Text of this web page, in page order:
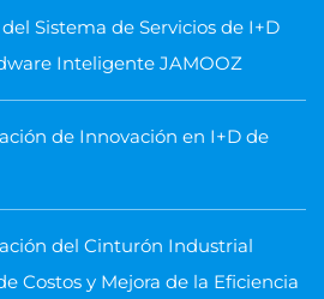
Sistema de Servicios de I+D
Inteligente JAMOOZ
de Innovación en I+D de
del Cinturón Industrial
Costos y Mejora de la Eficiencia